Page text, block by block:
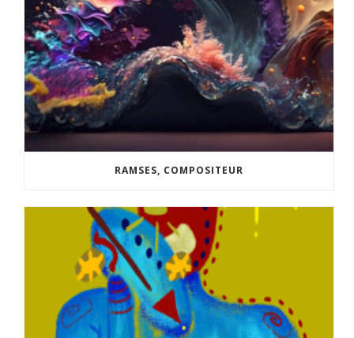
RAMSES, COMPOSITEUR